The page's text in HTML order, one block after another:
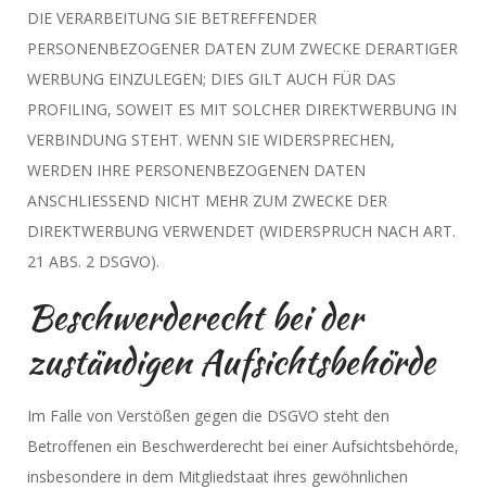
DIE VERARBEITUNG SIE BETREFFENDER
PERSONENBEZOGENER DATEN ZUM ZWECKE DERARTIGER
WERBUNG EINZULEGEN; DIES GILT AUCH FÜR DAS
PROFILING, SOWEIT ES MIT SOLCHER DIREKTWERBUNG IN
VERBINDUNG STEHT. WENN SIE WIDERSPRECHEN,
WERDEN IHRE PERSONENBEZOGENEN DATEN
ANSCHLIESSEND NICHT MEHR ZUM ZWECKE DER
DIREKTWERBUNG VERWENDET (WIDERSPRUCH NACH ART.
21 ABS. 2 DSGVO).
Beschwerde­recht bei der
zuständigen Aufsichts­behörde
Im Falle von Verstößen gegen die DSGVO steht den
Betroffenen ein Beschwerderecht bei einer Aufsichtsbehörde,
insbesondere in dem Mitgliedstaat ihres gewöhnlichen